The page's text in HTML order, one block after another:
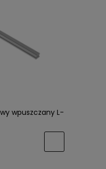
wpuszczany L-